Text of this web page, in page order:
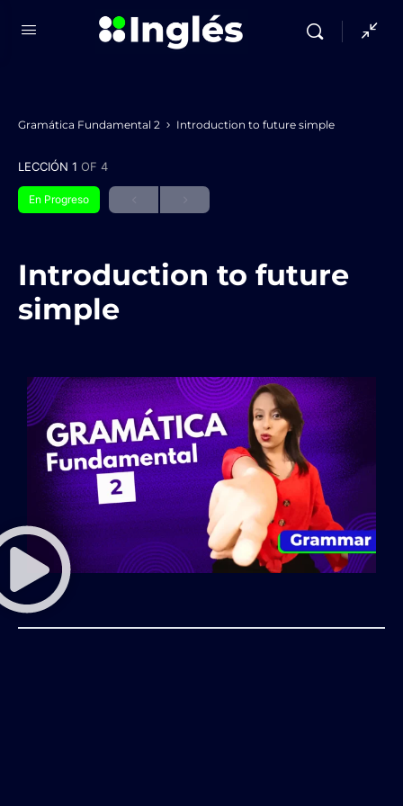
Gramática Fundamental 2 Introduction to future simple
LECCIÓN 1 OF 4
En Progreso
Introduction to future
simple